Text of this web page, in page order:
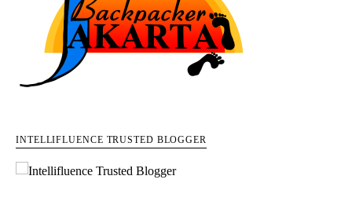
INTELLIFLUENCE TRUSTED BLOGGER